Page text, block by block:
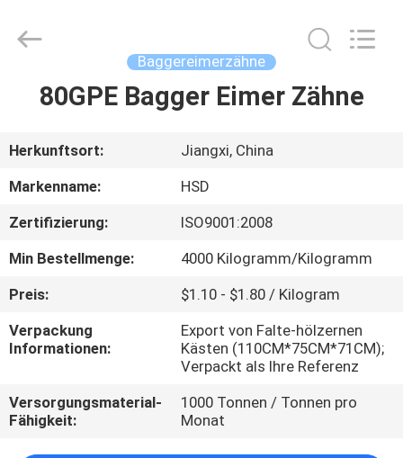
HAUS
PRODUKTE
ÜBER
FABRIK-
AUSFLUG
Parts
Co.,Ltd.
Baggereimerzähne
80GPE Bagger Eimer Zähne
Herkunftsort:
Jiangxi, China
Markenname:
HSD
Zertifizierung:
ISO9001:2008
Min Bestellmenge:
4000 Kilogramm/Kilogramm
Preis:
$1.10 - $1.80 / Kilogram
Verpackung
Informationen:
Export von Falte-hölzernen
Kästen (110CM*75CM*71CM);
Verpackt als Ihre Referenz
Versorgungsmaterial-
Fähigkeit:
1000 Tonnen / Tonnen pro
Monat